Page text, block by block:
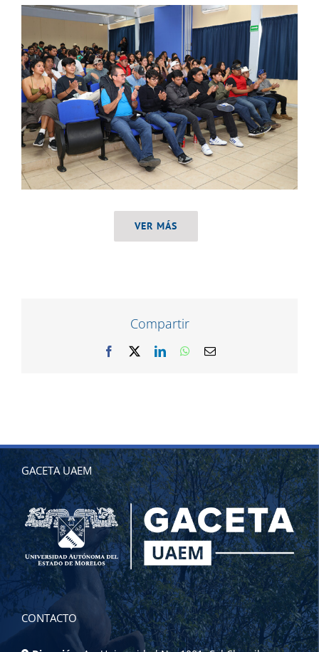
VER MÁS
Compartir
Facebook LinkedInWhatsApp
Correo
GACETA UAEM
CONTACTO